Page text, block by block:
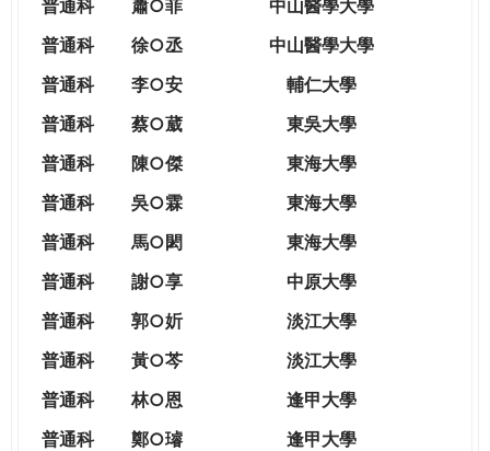
CITIZENSHIP
普通科
蕭○菲
中山醫學大學
普通科
徐○丞
中山醫學大學
普通科
李○安
輔仁大學
普通科
蔡○葳
東吳大學
普通科
陳○傑
東海大學
普通科
吳○霖
東海大學
普通科
馬○閎
東海大學
普通科
謝○享
中原大學
普通科
郭○妡
淡江大學
普通科
黃○芩
淡江大學
普通科
林○恩
逢甲大學
普通科
鄭○璿
逢甲大學